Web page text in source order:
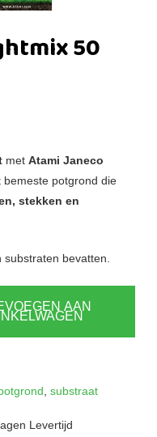
50
met Atami Janeco
potgrond die
stekken en
bevatten.
AAN
substraat
Levertijd